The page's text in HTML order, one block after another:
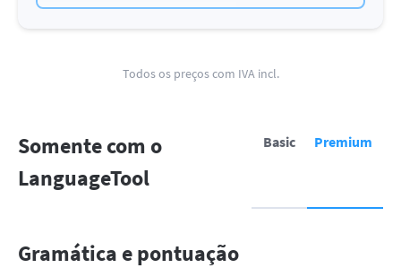
Todos os preços com IVA incl.
Somente com o
LanguageTool
Basic Premium
Gramática e pontuação